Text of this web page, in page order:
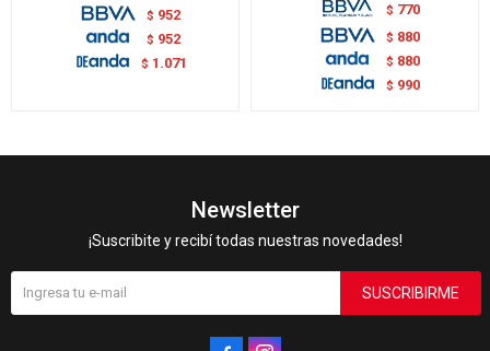
$ 952
$ 952
$ 1.071
$ 770
$ 880
$ 880
$ 990
Newsletter
¡Suscribite y recibí todas nuestras novedades!
SUSCRIBIRME